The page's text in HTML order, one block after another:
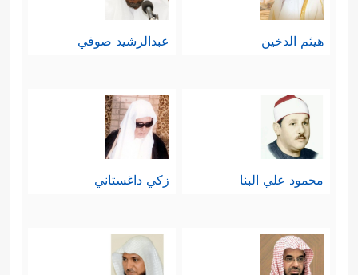
هيثم الدخين عبدالرشيد صوفي
محمود علي البنا زكي داغستاني